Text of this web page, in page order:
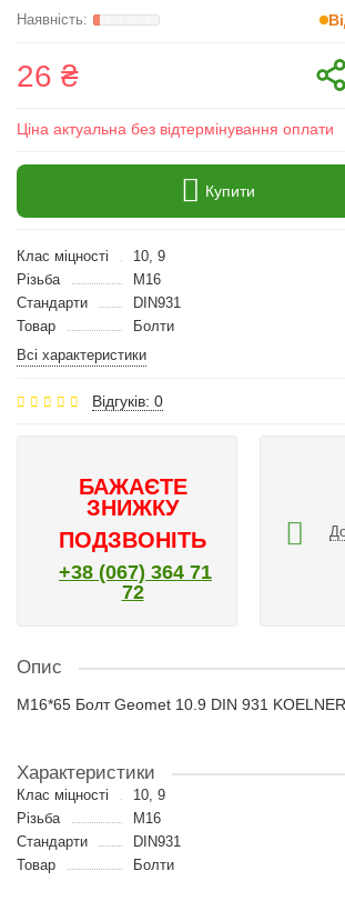
26 ₴
Ціна актуальна без відтермінування оплати
Купити
Клас міцності
10, 9
Різьба
M16
Стандарти
DIN931
Товар
Болти
Всі характеристики
Відгуків: 0
БАЖАЄТЕ
ЗНИЖКУ
ПОДЗВОНІТЬ
+38 (067) 364 71
72
Опис
M16*65 Болт Geomet 10.9 DIN 931 KOELNER
Характеристики
Клас міцності
10, 9
Різьба
M16
Стандарти
DIN931
Товар
Болти